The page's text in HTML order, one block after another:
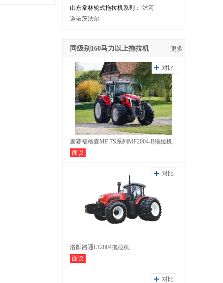
山东常林轮式拖拉机系列： 沭河
道依茨法尔
更多
同级别160马力以上拖拉机
麦赛福格森MF 7S系列MF2004-B拖拉机
面议
对比
洛阳路通LT2004拖拉机
面议
对比
对比